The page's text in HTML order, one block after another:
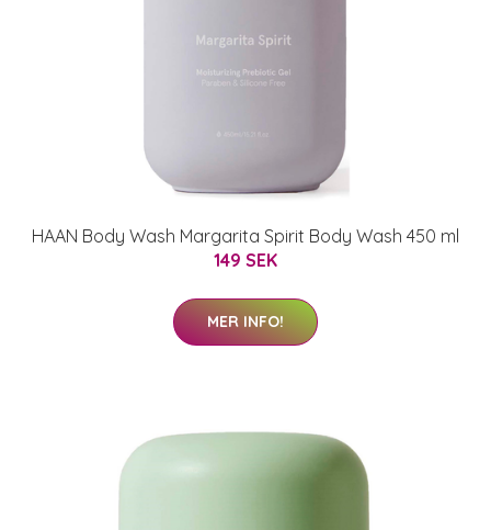
HAAN Body Wash Margarita Spirit Body Wash 450 ml
149 SEK
MER INFO!